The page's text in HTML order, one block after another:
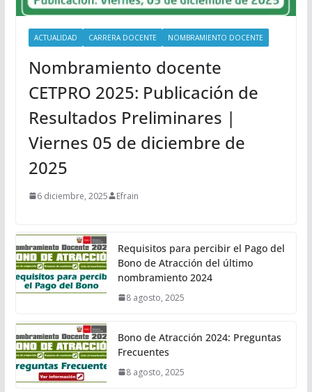
ACTUALIDAD CARRERA DOCENTE NOMBRAMIENTO DOCENTE
Nombramiento docente
CETPRO 2025: Publicación de
Resultados Preliminares |
Viernes 05 de diciembre de
2025
6 diciembre, 2025 Efrain
Requisitos para percibir el Pago del
Bono de Atracción del último
nombramiento 2024
8 agosto, 2025
Bono de Atracción 2024: Preguntas
Frecuentes
8 agosto, 2025